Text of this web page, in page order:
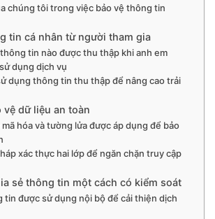
chúng tôi trong việc bảo vệ thông tin
tin cá nhân từ người tham gia
tin nào được thu thập khi anh em
dụng dịch vụ
dụng thông tin thu thập để nâng cao trải
vệ dữ liệu an toàn
hóa và tường lửa được áp dụng để bảo
xác thực hai lớp để ngăn chặn truy cập
sẻ thông tin một cách có kiểm soát
tin được sử dụng nội bộ để cải thiện dịch